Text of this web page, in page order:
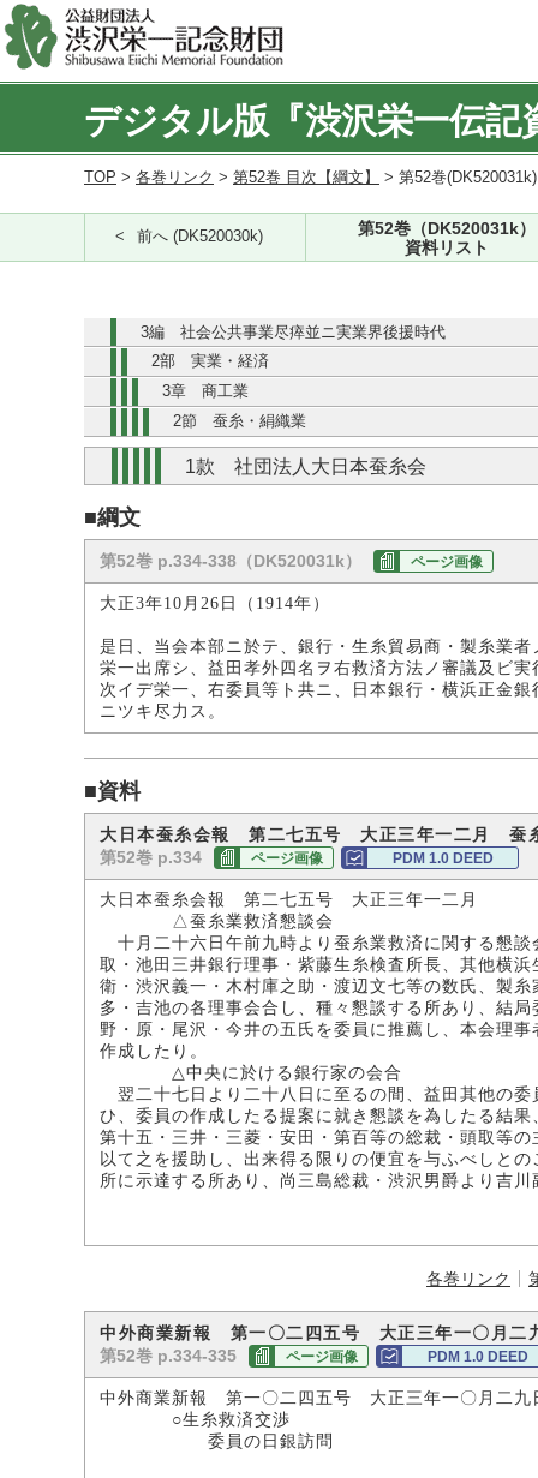
デジタル版『渋沢栄一伝記
TOP > 各巻リンク > 第52巻 目次【綱文】 > 第52巻
前へ (DK520030k)
第52巻（DK520031k）
資料リスト
3編 社会公共事業尽瘁並ニ実業界後援時代
2部 実業・経済
3章 商工業
2節 蚕糸・絹織業
1款 社団法人大日本蚕糸会
■綱文
第52巻 p.334-338（DK520031k） ページ画像
大正3年10月26日（1914年）
是日、当会本部ニ於テ、銀行・生糸貿易商・製糸業
栄一出席シ、益田孝外四名ヲ右救済方法ノ審議及ビ実
次イデ栄一、右委員等ト共ニ、日本銀行・横浜正金
ニツキ尽力ス。
■資料
大日本蚕糸会報 第二七五号 大正三年一二月 蚕
第52巻 p.334 ページ画像 PDM 1.0 DEED
大日本蚕糸会報 第二七五号 大正三年一二月
△蚕糸業救済懇談会
十月二十六日午前九時より蚕糸業救済に関する懇
取・池田三井銀行理事・紫藤生糸検査所長、其他横
衛・渋沢義一・木村庫之助・渡辺文七等の数氏、製
多・吉池の各理事会合し、種々懇談する所あり、結
野・原・尾沢・今井の五氏を委員に推薦し、本会理
作成したり。
△中央に於ける銀行家の会合
翌二十七日より二十八日に至るの間、益田其他の
ひ、委員の作成したる提案に就き懇談を為したる結
第十五・三井・三菱・安田・第百等の総裁・頭取等
以て之を援助し、出来得る限りの便宜を与ふべしと
所に示達する所あり、尚三島総裁・渋沢男爵より吉
各巻リンク
中外商業新報 第一〇二四五号 大正三年一〇月二
第52巻 p.334-335 ページ画像 PDM 1.0 DEED
中外商業新報 第一〇二四五号 大正三年一〇月二九
○生糸救済交渉
委員の日銀訪問